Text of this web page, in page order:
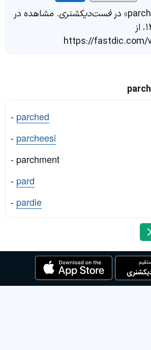
فست‌دیکشنری. مشاهده در
تاریخ ۱۶ مرداد ۱۴۰۵، از
https://fastdic.com/
- parched
- parcheesi
- parchment
- pard
- pardie